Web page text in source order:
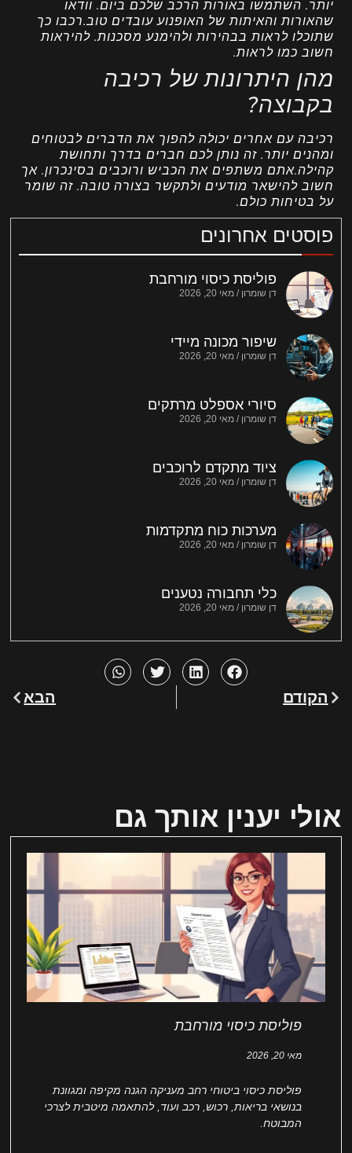
פוסטים אחרונים
פוליסת כיסוי מורחבת
דן שומרון מאי 20, 2026
שיפור מכונה מיידי
דן שומרון מאי 20, 2026
סיורי אספלט מרתקים
דן שומרון מאי 20, 2026
ציוד מתקדם לרוכבים
דן שומרון מאי 20, 2026
מערכות כוח מתקדמות
דן שומרון מאי 20, 2026
כלי תחבורה נטענים
דן שומרון מאי 20, 2026
יותר. השתמשו באורות הרכב שלכם ביום. וודאו
שהאורות והאיתות של האופנוע עובדים טוב.רכבו כך
שתוכלו לראות בבהירות ולהימנע מסכנות. להיראות
חשוב כמו לראות.
מהן היתרונות של רכיבה
בקבוצה?
רכיבה עם אחרים יכולה להפוך את הדברים לבטוחים
ומהנים יותר. זה נותן לכם חברים בדרך ותחושת
קהילה.אתם משתפים את הכביש ורוכבים בסינכרון. אך
חשוב להישאר מודעים ולתקשר בצורה טובה. זה שומר
על בטיחות כולם.
הקודם הבא
אולי יענין אותך גם
פוליסת כיסוי מורחבת
מאי 20, 2026
פוליסת כיסוי ביטוחי רחב מעניקה הגנה מקיפה ומגוונת
בנושאי בריאות, רכוש, רכב ועוד, להתאמה מיטבית לצרכי
המבוטח.